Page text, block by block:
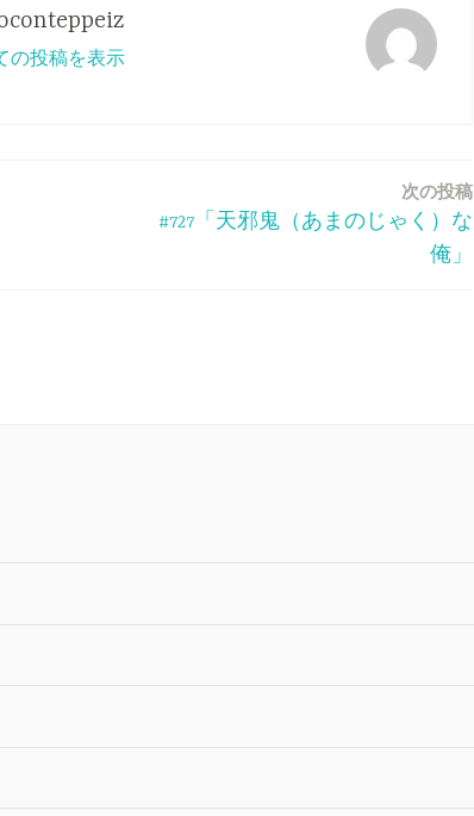
の投稿を表示
次の投稿
#727「天邪鬼（あまのじゃく）な
俺」